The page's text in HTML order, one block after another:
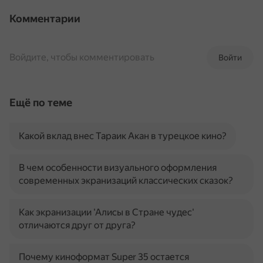
Комментарии
Войти
Войдите, чтобы комментировать
Ещё по теме
Какой вклад внес Тараик Акан в турецкое кино?
В чем особенности визуального оформления
современных экранизаций классических сказок?
Как экранизации 'Алисы в Стране чудес'
отличаются друг от друга?
Почему киноформат Super 35 остается